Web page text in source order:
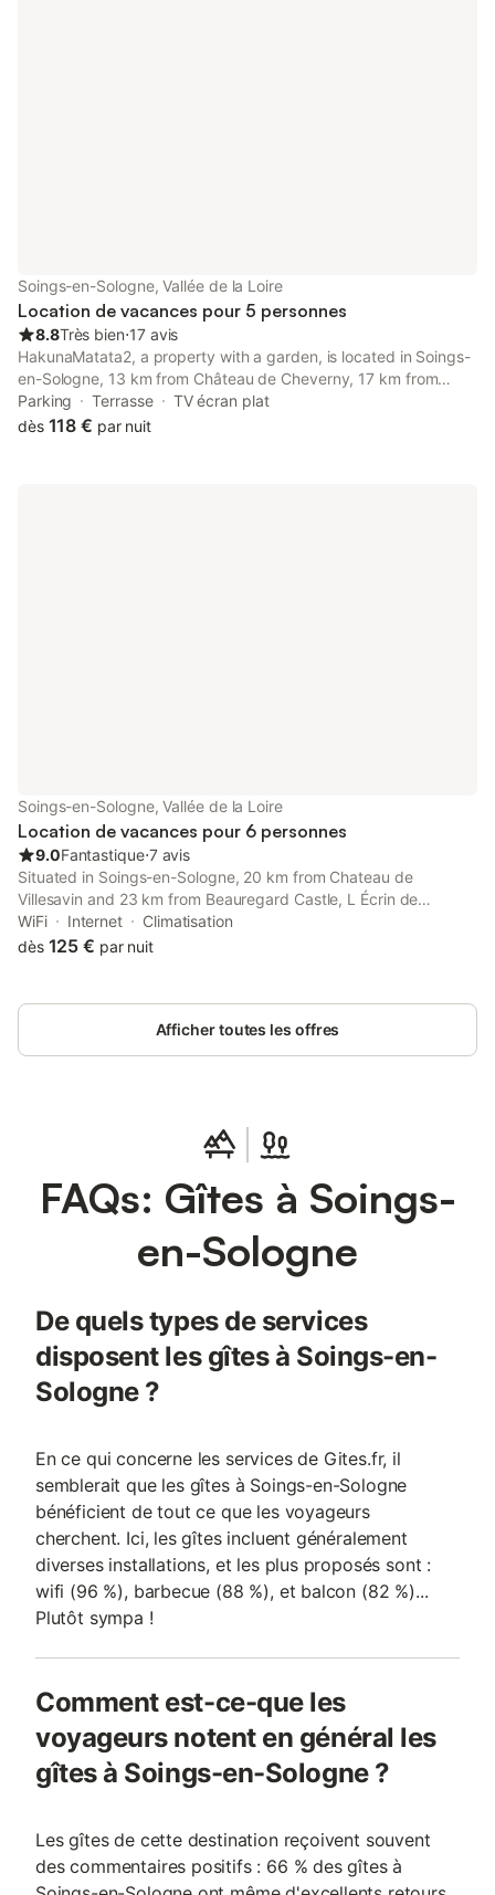
Soings-en-Sologne, Vallée de la Loire
Location de vacances pour 5 personnes
8.8Très bien⋅17 avis
HakunaMatata2, a property with a garden, is located in Soings-
en-Sologne, 13 km from Château de Cheverny, 17 km from
Chateau de Villesavin, as well as 21 km from Beauregard Castle.
This property offers access to a terrace and free private
Parking Terrasse
TV écran plat
dès 118 € par nuit
Soings-en-Sologne, Vallée de la Loire
Location de vacances pour 6 personnes
9.0Fantastique⋅7 avis
Situated in Soings-en-Sologne, 20 km from Chateau de
Villesavin and 23 km from Beauregard Castle, L Écrin de
Sologne offers air conditioning.
WiFi Internet
Climatisation
dès 125 € par nuit
Afficher toutes les offres
FAQs: Gîtes à Soings-
en-Sologne
De quels types de services
disposent les gîtes à Soings-en-
Sologne ?
En ce qui concerne les services de Gites.fr, il
semblerait que les gîtes à Soings-en-Sologne
bénéficient de tout ce que les voyageurs
cherchent. Ici, les gîtes incluent généralement
diverses installations, et les plus proposés sont :
wifi (96 %), barbecue (88 %), et balcon (82 %)...
Plutôt sympa !
Comment est-ce-que les
voyageurs notent en général les
gîtes à Soings-en-Sologne ?
Les gîtes de cette destination reçoivent souvent
des commentaires positifs : 66 % des gîtes à